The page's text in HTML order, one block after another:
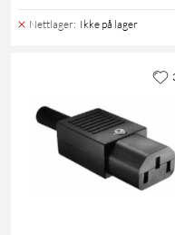
Nettlager: Ikke på lager